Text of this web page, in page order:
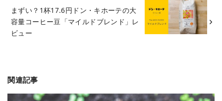
まずい？1杯17.6円ドン・キホーテの大
容量コーヒー豆「マイルドブレンド」レ
ビュー
関連記事